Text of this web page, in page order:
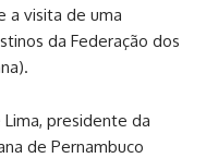
a visita de uma
da Federação dos
presidente da
de Pernambuco